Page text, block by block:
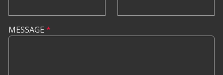
MESSAGE *